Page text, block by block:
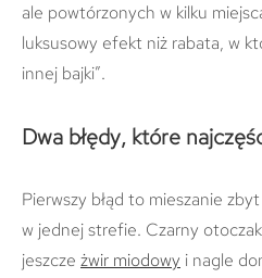
ale powtórzonych w kilku
luksusowy efekt niż rabata, w
innej bajki”.
Dwa błędy, które
Pierwszy błąd to mieszanie
w jednej strefie. Czarny
jeszcze żwir miodowy i nagle